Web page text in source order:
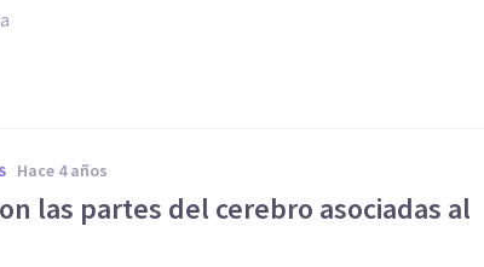
hace 4 años
las partes del cerebro asociadas al